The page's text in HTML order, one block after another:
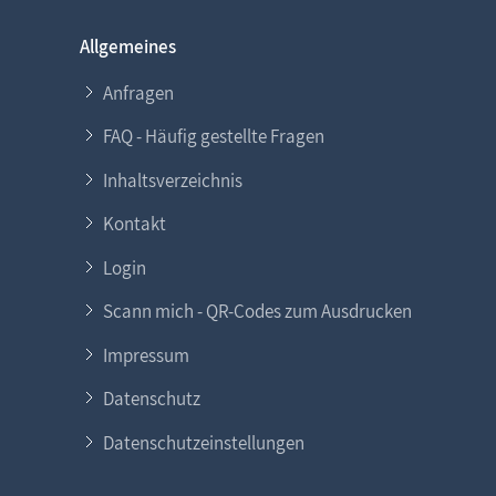
Allgemeines
Anfragen
FAQ - Häufig gestellte Fragen
Inhaltsverzeichnis
Kontakt
Login
Scann mich - QR-Codes zum Ausdrucken
Impressum
Datenschutz
Datenschutzeinstellungen